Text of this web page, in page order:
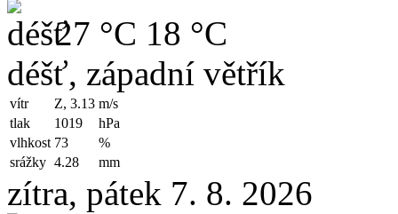
27 °C 18 °C
déšť, západní větřík
vítr Z, 3.13 m/s
tlak
1019
hPa
vlhkost 73
%
srážky 4.28 mm
zítra, pátek 7. 8. 2026